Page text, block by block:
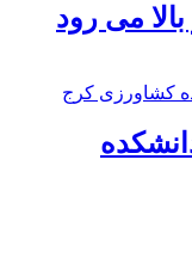
می رود